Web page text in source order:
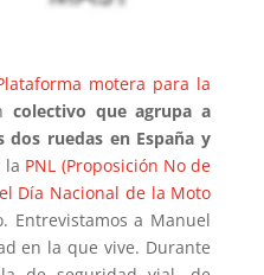
motera para la
colectivo que agrupa a
ruedas en España y
la PNL (Proposición No de
Día Nacional de la Moto
Entrevistamos a Manuel
en la que vive. Durante